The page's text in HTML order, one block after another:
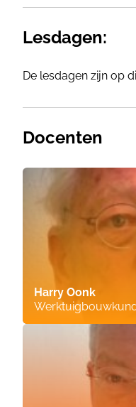
Lesdagen:
De lesdagen zijn op
Docenten
Harry Oonk